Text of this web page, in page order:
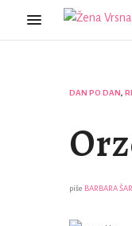
DAN PO DAN,
piše BARBARA